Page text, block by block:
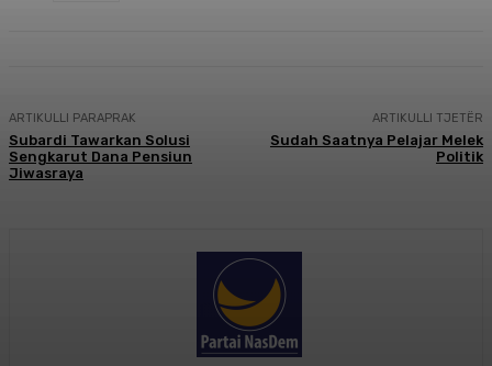
ARTIKULLI PARAPRAK
Subardi Tawarkan Solusi
Sengkarut Dana Pensiun
Jiwasraya
ARTIKULLI TJETËR
Sudah Saatnya Pelajar Melek
Politik